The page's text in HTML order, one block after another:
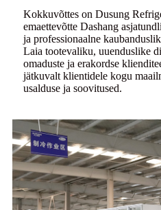
Kokkuvõttes on Dusung
emaettevõtte Dashang
ja professionaalne
Laia tootevaliku, uuenduslike
omaduste ja erakordse
jätkuvalt klientidele kogu
usalduse ja soovitused.